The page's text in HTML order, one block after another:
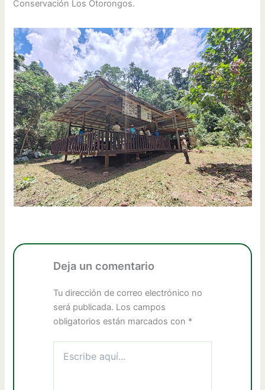
Conservación Los Otorongos.
Deja un comentario
Tu dirección de correo electrónico no
será publicada. Los campos
obligatorios están marcados con *
aquí...